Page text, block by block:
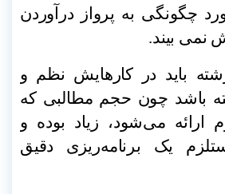
چگونگی به پرواز درآوردن
نمی بیند.
باید در کارهایش نظم و
باشد چون حجم مطالبی که
می‌شود، زیاد بوده و
یک برنامه‌ریزی دقیق